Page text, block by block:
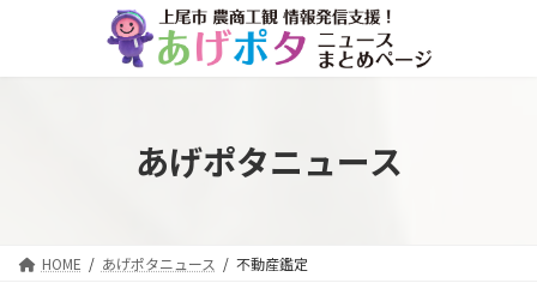
ン
ー
あげポタニュース
HOME あげポタニュース 不動産鑑定